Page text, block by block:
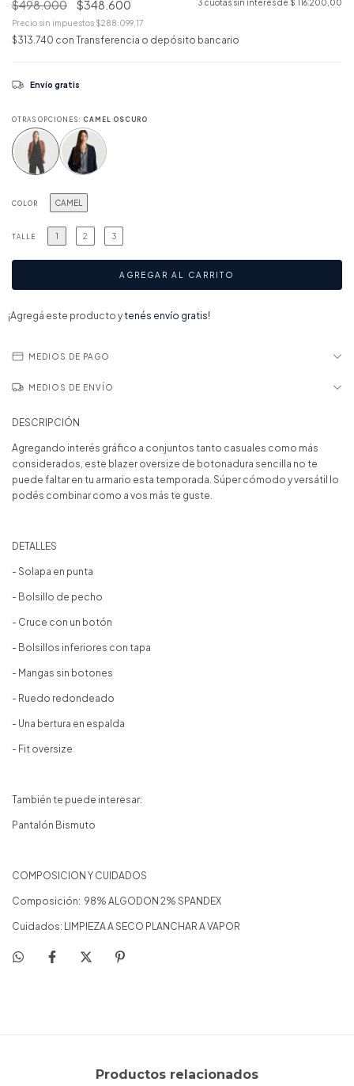
$498.000 $348.600 3 cuotas sin interés de $ 116.200,00
Precio sin impuestos $288.099,17
$313.740 con Transferencia o depósito bancario
Envío gratis
OTRAS OPCIONES: CAMEL OSCURO
COLOR CAMEL
TALLE 1 2 3
¡Agregá este producto ytenés envío gratis!
MEDIOS DE PAGO
MEDIOS DE ENVÍO
DESCRIPCIÓN
Agregando interés gráfico a conjuntos tanto casuales como más
considerados, este blazer oversize de botonadura sencilla no te
puede faltar en tu armario esta temporada. Súper cómodo y versátil lo
podés combinar como a vos más te guste.
DETALLES
- Solapa en punta
- Bolsillo de pecho
- Cruce con un botón
- Bolsillos inferiores con tapa
- Mangas sin botones
- Ruedo redondeado
- Una bertura en espalda
- Fit oversize
También te puede interesar:
Pantalón Bismuto
COMPOSICION Y CUIDADOS
Composición: 98% ALGODON 2% SPANDEX
Cuidados: LIMPIEZA A SECO PLANCHAR A VAPOR
Productos relacionados